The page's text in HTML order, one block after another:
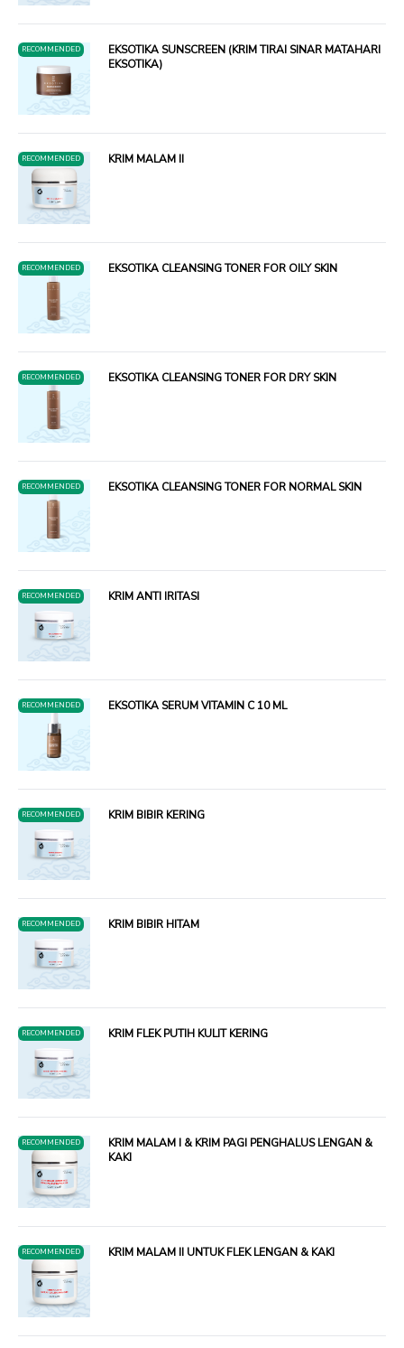
RECOMMENDED
EKSOTIKA SUNSCREEN (KRIM TIRAI SINAR MATAHARI
EKSOTIKA)
RECOMMENDED KRIM MALAM II
RECOMMENDED EKSOTIKA CLEANSING TONER FOR OILY SKIN
RECOMMENDED EKSOTIKA CLEANSING TONER FOR DRY SKIN
RECOMMENDED EKSOTIKA CLEANSING TONER FOR NORMAL SKIN
RECOMMENDED KRIM ANTI IRITASI
RECOMMENDED EKSOTIKA SERUM VITAMIN C 10 ML
RECOMMENDED KRIM BIBIR KERING
RECOMMENDED KRIM BIBIR HITAM
RECOMMENDED KRIM FLEK PUTIH KULIT KERING
RECOMMENDED
KRIM MALAM I & KRIM PAGI PENGHALUS LENGAN &
KAKI
RECOMMENDED KRIM MALAM II UNTUK FLEK LENGAN & KAKI